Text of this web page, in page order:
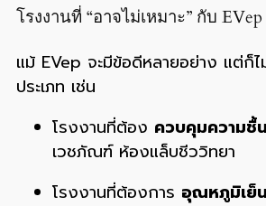
โรงงานที่ “อาจไม่เหมาะ” กับ EVep
แม้ EVep จะมีข้อดีหลายอย่าง แต่ก็ไ
ประเภท เช่น
โรงงานที่ต้อง ควบคุมความชื้
เวชภัณฑ์ ห้องแล็บชีววิทยา
โรงงานที่ต้องการ อุณหภูมิเย็